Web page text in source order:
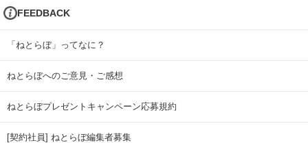
FEEDBACK
「ねとらぼ」ってなに？
ねとらぼへのご意見・ご感想
ねとらぼプレゼントキャンペーン応募規約
[契約社員] ねとらぼ編集者募集